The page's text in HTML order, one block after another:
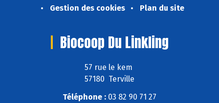
Gestion des cookies
Plan du site
Biocoop Du Linkling
57 rue le kem
57180 Terville
Téléphone : 03 82 90 71 27